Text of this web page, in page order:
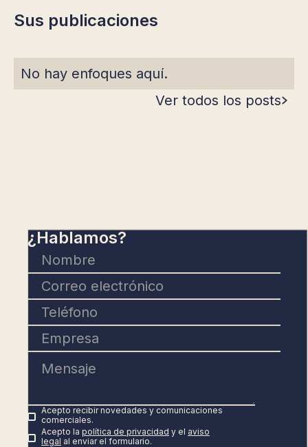
Sus publicaciones
No hay enfoques aquí.
Ver todos los posts
¿Hablamos?
Acepto recibir novedades y comunicaciones
comerciales.
Acepto la política de privacidad y el aviso
legal al enviar el formulario.